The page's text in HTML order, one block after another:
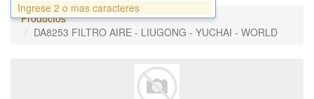
Productos
DA8253 FILTRO AIRE - LIUGONG - YUCHAI - WORLD
Ingrese 2 o mas caracteres